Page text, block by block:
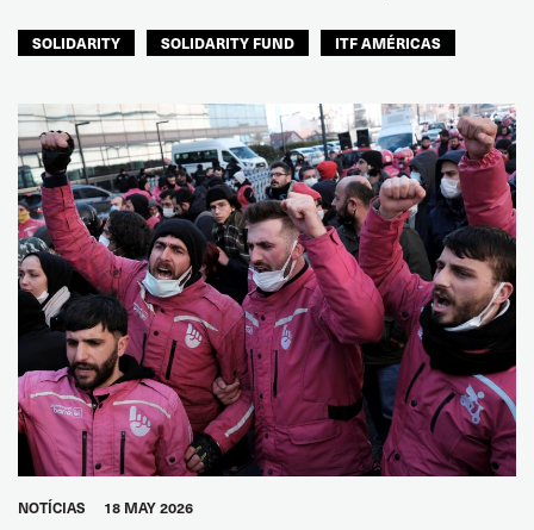
SOLIDARITY SOLIDARITY FUND ITF AMÉRICAS
NOTÍCIAS 18 MAY 2026